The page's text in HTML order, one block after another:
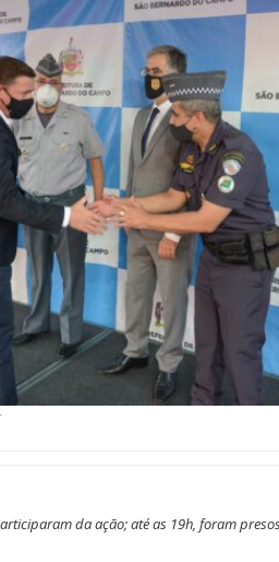
da ação; até as 19h, foram